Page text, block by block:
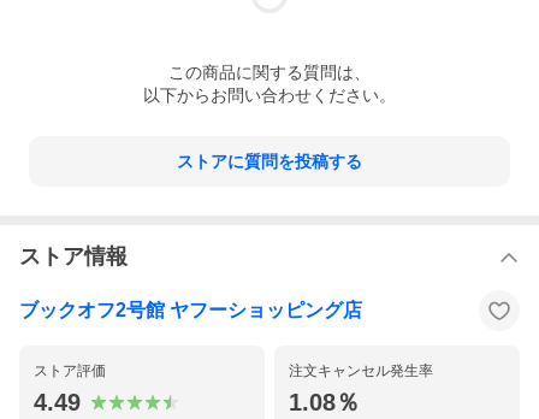
この商品に関する質問は、
以下からお問い合わせください。
ストアに質問を投稿する
ストア情報
ブックオフ2号館 ヤフーショッピング店
ストア評価
4.49
注文キャンセル発生率
1.08％